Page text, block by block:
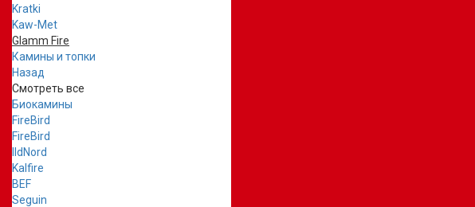
Kratki
Kaw-Met
Glamm Fire
Камины и топки
Назад
Смотреть все
Биокамины
FireBird
FireBird
IldNord
Kalfire
BEF
Seguin